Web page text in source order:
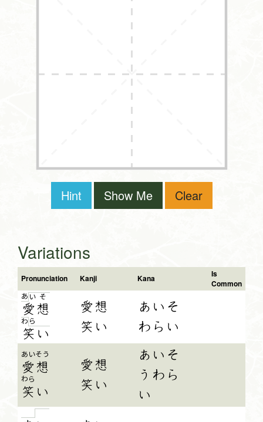
Hint Show Me Clear
Variations
Pronunciation Kanji Kana
Is
Common
あ い
愛
そ
想
わ ら
笑 い
愛想
笑い
あいそ
わらい
あい
愛
そう
想
わら
笑 い
愛想
笑い
あいそ
うわら
い